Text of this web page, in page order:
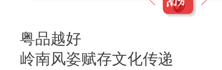
粤品越好
岭南风姿赋存文化传递